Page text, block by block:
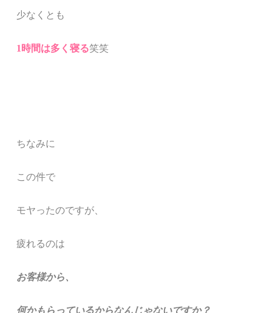
少なくとも
1時間は多く寝る笑笑
ちなみに
この件で
モヤったのですが、
疲れるのは
お客様から、
何かもらっているからなんじゃないですか？